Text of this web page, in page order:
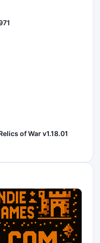
of War v1.18.01